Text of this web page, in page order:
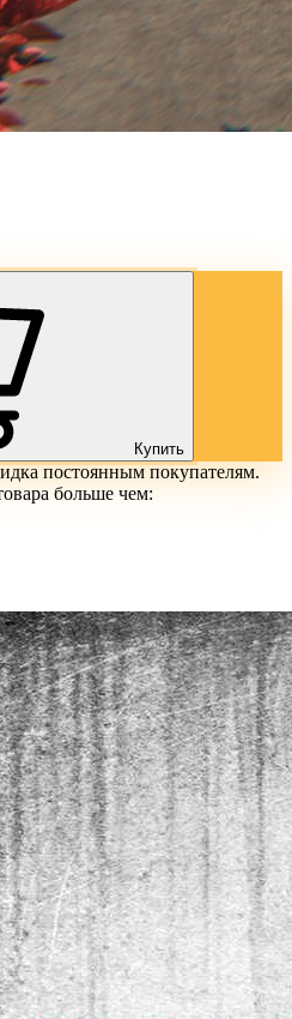
Купить
постоянным покупателям.
больше чем: